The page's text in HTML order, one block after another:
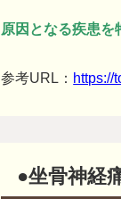
原因となる疾患
参考URL： https://
●坐骨神経